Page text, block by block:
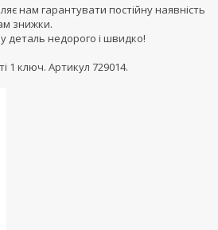
нам гарантувати постійну наявність
знижки.
деталь недорого і швидко!
1 ключ. Артикул 729014.